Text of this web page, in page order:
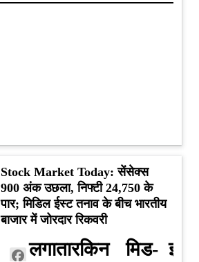
Stock Market Today: सेंसेक्स
900 अंक उछला, निफ्टी 24,750 के
पार; मिडिल ईस्ट तनाव के बीच भारतीय
बाजार में जोरदार रिकवरी
Facebook
लगातारकिन
मिड- इन